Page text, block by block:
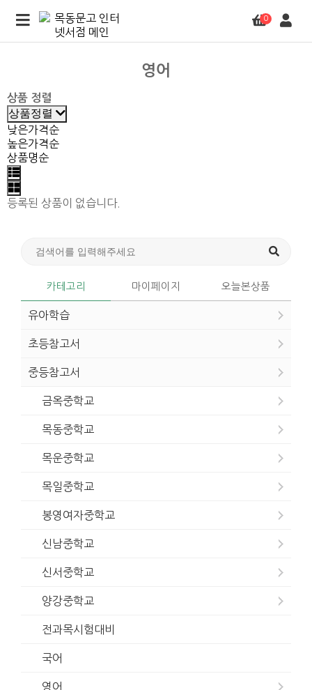
0
영어
상품 정렬
상품정렬
낮은가격순
높은가격순
상품명순
등록된 상품이 없습니다.
카테고리 마이페이지 오늘본상품
유아학습
초등참고서
중등참고서
금옥중학교
목동중학교
목운중학교
목일중학교
봉영여자중학교
신남중학교
신서중학교
양강중학교
전과목시험대비
국어
영어